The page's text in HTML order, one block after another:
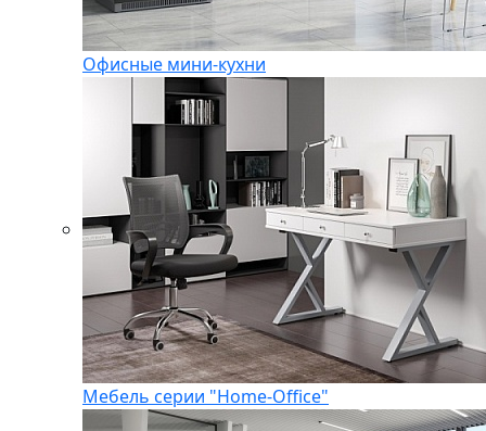
Офисные мини-кухни
Мебель серии "Home-Office"